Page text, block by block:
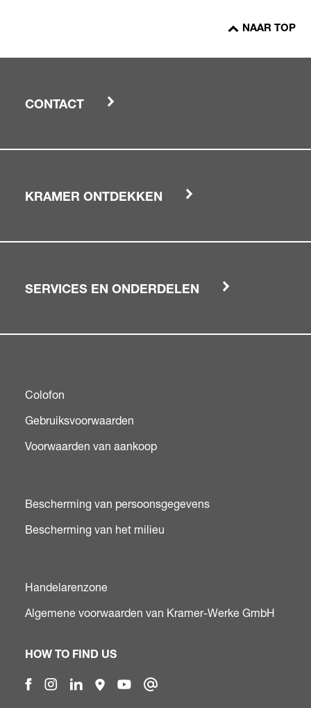
NAAR TOP
CONTACT
KRAMER ONTDEKKEN
SERVICES EN ONDERDELEN
Colofon
Gebruiksvoorwaarden
Voorwaarden van aankoop
Bescherming van persoonsgegevens
Bescherming van het milieu
Handelarenzone
Algemene voorwaarden van Kramer-Werke GmbH
HOW TO FIND US